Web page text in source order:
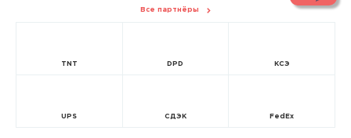
Все партнёры
TNT DPD КСЭ
UPS СДЭК FedEx